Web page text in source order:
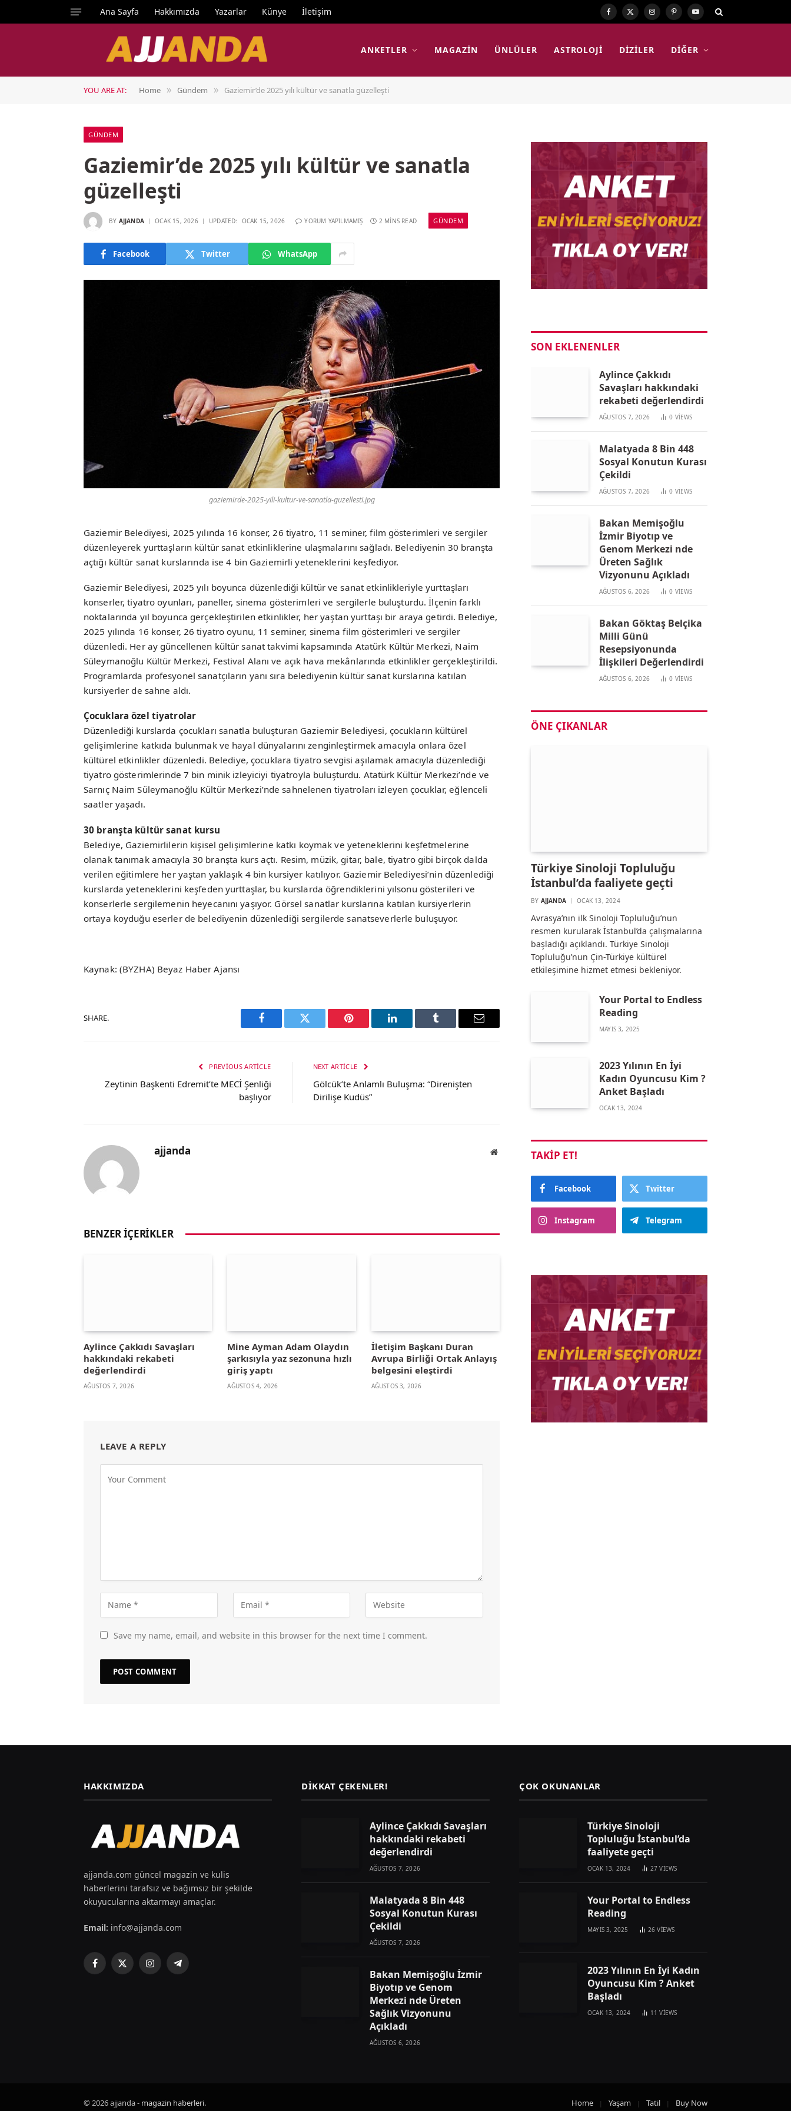
Ana Sayfa Hakkımızda Yazarlar Künye İletişim Facebook
X
Instagram
PinterestYouTube
ANKETLER MAGAZIN ÜNLÜLER ASTROLOJI DIZILER DIĞER
YOU ARE AT: Home » Gündem » Gaziemir’de 2025 yılı kültür ve sanatla güzelleşti
GÜNDEM
Gaziemir’de 2025 yılı kültür ve sanatla
güzelleşti
BY AJJANDA OCAK 15, 2026 UPDATED: OCAK 15, 2026 YORUM YAPILMAMIŞ 2 MINS READ GÜNDEM
Facebook Twitter WhatsApp
gaziemirde-2025-yili-kultur-ve-sanatla-guzellesti.jpg
Gaziemir Belediyesi, 2025 yılında 16 konser, 26 tiyatro, 11 seminer, film gösterimleri ve sergiler
düzenleyerek yurttaşların kültür sanat etkinliklerine ulaşmalarını sağladı. Belediyenin 30 branşta
açtığı kültür sanat kurslarında ise 4 bin Gaziemirli yeteneklerini keşfediyor.
Gaziemir Belediyesi, 2025 yılı boyunca düzenlediği kültür ve sanat etkinlikleriyle yurttaşları
konserler, tiyatro oyunları, paneller, sinema gösterimleri ve sergilerle buluşturdu. İlçenin farklı
noktalarında yıl boyunca gerçekleştirilen etkinlikler, her yaştan yurttaşı bir araya getirdi. Belediye,
2025 yılında 16 konser, 26 tiyatro oyunu, 11 seminer, sinema film gösterimleri ve sergiler
düzenledi. Her ay güncellenen kültür sanat takvimi kapsamında Atatürk Kültür Merkezi, Naim
Süleymanoğlu Kültür Merkezi, Festival Alanı ve açık hava mekânlarında etkinlikler gerçekleştirildi.
Programlarda profesyonel sanatçıların yanı sıra belediyenin kültür sanat kurslarına katılan
kursiyerler de sahne aldı.
Çocuklara özel tiyatrolar
Düzenlediği kurslarda çocukları sanatla buluşturan Gaziemir Belediyesi, çocukların kültürel
gelişimlerine katkıda bulunmak ve hayal dünyalarını zenginleştirmek amacıyla onlara özel
kültürel etkinlikler düzenledi. Belediye, çocuklara tiyatro sevgisi aşılamak amacıyla düzenlediği
tiyatro gösterimlerinde 7 bin minik izleyiciyi tiyatroyla buluşturdu. Atatürk Kültür Merkezi’nde ve
Sarnıç Naim Süleymanoğlu Kültür Merkezi’nde sahnelenen tiyatroları izleyen çocuklar, eğlenceli
saatler yaşadı.
30 branşta kültür sanat kursu
Belediye, Gaziemirlilerin kişisel gelişimlerine katkı koymak ve yeteneklerini keşfetmelerine
olanak tanımak amacıyla 30 branşta kurs açtı. Resim, müzik, gitar, bale, tiyatro gibi birçok dalda
verilen eğitimlere her yaştan yaklaşık 4 bin kursiyer katılıyor. Gaziemir Belediyesi’nin düzenlediği
kurslarda yeteneklerini keşfeden yurttaşlar, bu kurslarda öğrendiklerini yılsonu gösterileri ve
konserlerle sergilemenin heyecanını yaşıyor. Görsel sanatlar kurslarına katılan kursiyerlerin
ortaya koyduğu eserler de belediyenin düzenlediği sergilerde sanatseverlerle buluşuyor.
Kaynak: (BYZHA) Beyaz Haber Ajansı
SHARE.
Facebook Twitter Pinterest LinkedIn Tumblr Email
PREVIOUS ARTICLE
Zeytinin Başkenti Edremit’te MECİ Şenliği
başlıyor
NEXT ARTICLE
Gölcük’te Anlamlı Buluşma: “Direnişten
Dirilişe Kudüs”
ajjanda Website
BENZER İÇERIKLER
Aylince Çakkıdı Savaşları
hakkındaki rekabeti
değerlendirdi
AĞUSTOS 7, 2026
Mine Ayman Adam Olaydın
şarkısıyla yaz sezonuna hızlı
giriş yaptı
AĞUSTOS 4, 2026
İletişim Başkanı Duran
Avrupa Birliği Ortak Anlayış
belgesini eleştirdi
AĞUSTOS 3, 2026
LEAVE A REPLY
Save my name, email, and website in this browser for the next time I comment.
SON EKLENENLER
Aylince Çakkıdı
Savaşları hakkındaki
rekabeti değerlendirdi
AĞUSTOS 7, 2026 0 VIEWS
Malatyada 8 Bin 448
Sosyal Konutun Kurası
Çekildi
AĞUSTOS 7, 2026 0 VIEWS
Bakan Memişoğlu
İzmir Biyotıp ve
Genom Merkezi nde
Üreten Sağlık
Vizyonunu Açıkladı
AĞUSTOS 6, 2026 0 VIEWS
Bakan Göktaş Belçika
Milli Günü
Resepsiyonunda
İlişkileri Değerlendirdi
AĞUSTOS 6, 2026 0 VIEWS
ÖNE ÇIKANLAR
Türkiye Sinoloji Topluluğu
İstanbul’da faaliyete geçti
BY AJJANDA OCAK 13, 2024
Avrasya’nın ilk Sinoloji Topluluğu’nun
resmen kurularak İstanbul’da çalışmalarına
başladığı açıklandı. Türkiye Sinoloji
Topluluğu’nun Çin-Türkiye kültürel
etkileşimine hizmet etmesi bekleniyor.
Your Portal to Endless
Reading
MAYIS 3, 2025
2023 Yılının En İyi
Kadın Oyuncusu Kim ?
Anket Başladı
OCAK 13, 2024
TAKIP ET!
Facebook Twitter
Instagram Telegram
HAKKIMIZDA
ajjanda.com güncel magazin ve kulis
haberlerini tarafsız ve bağımsız bir şekilde
okuyucularına aktarmayı amaçlar.
Email: info@ajjanda.com
Facebook
X
InstagramTelegram
DIKKAT ÇEKENLER!
Aylince Çakkıdı Savaşları
hakkındaki rekabeti
değerlendirdi
AĞUSTOS 7, 2026
Malatyada 8 Bin 448
Sosyal Konutun Kurası
Çekildi
AĞUSTOS 7, 2026
Bakan Memişoğlu İzmir
Biyotıp ve Genom
Merkezi nde Üreten
Sağlık Vizyonunu
Açıkladı
AĞUSTOS 6, 2026
ÇOK OKUNANLAR
Türkiye Sinoloji
Topluluğu İstanbul’da
faaliyete geçti
OCAK 13, 2024 27VIEWS
Your Portal to Endless
Reading
MAYIS 3, 2025 26VIEWS
2023 Yılının En İyi Kadın
Oyuncusu Kim ? Anket
Başladı
OCAK 13, 2024 11VIEWS
© 2026 ajjanda - magazin haberleri. Home Yaşam Tatil Buy Now